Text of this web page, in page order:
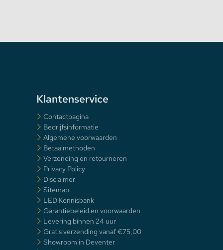
Klantenservice
Contactpagina
Bedrijfsinformatie
Algemene voorwaarden
Betaalmethoden
Verzending en retourneren
Privacy Policy
Disclaimer
Sitemap
LED Kennisbank
Garantiebeleid en voorwaarden
Levering binnen 24 uur
Gratis verzending vanaf €75,00
Showroom in Deventer